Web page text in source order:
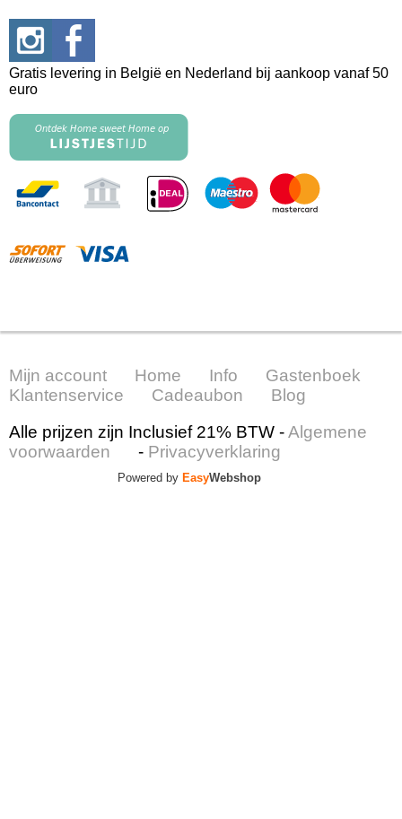
Gratis levering in België en Nederland bij aankoop vanaf 50
euro
Mijn account Home Info
Gastenboek
Klantenservice
Cadeaubon
Blog
Alle prijzen zijn Inclusief 21% BTW -Algemene
voorwaarden
- Privacyverklaring
Powered by EasyWebshop